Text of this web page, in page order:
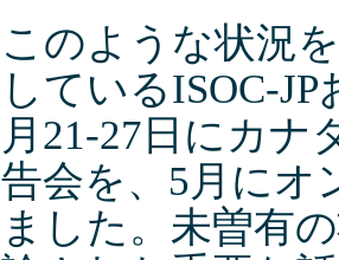
このような状況
しているISOC-
月21-27日にカナ
告会を、5月にオ
ました。未曽有